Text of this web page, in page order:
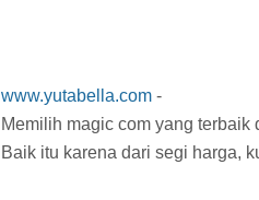
www.yutabella.com -
Memilih magic com yang
Baik itu karena dari segi harga,